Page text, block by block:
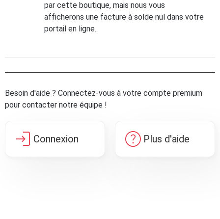
par cette boutique, mais nous vous
afficherons une facture à solde nul dans votre
portail en ligne.
Besoin d'aide ? Connectez-vous à votre compte premium
pour contacter notre équipe !
login Connexion help Plus d'aide